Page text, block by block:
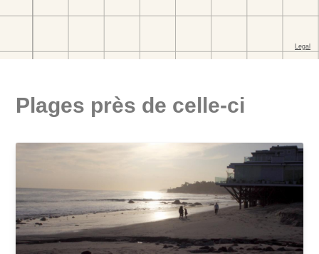
Plages près de celle-ci